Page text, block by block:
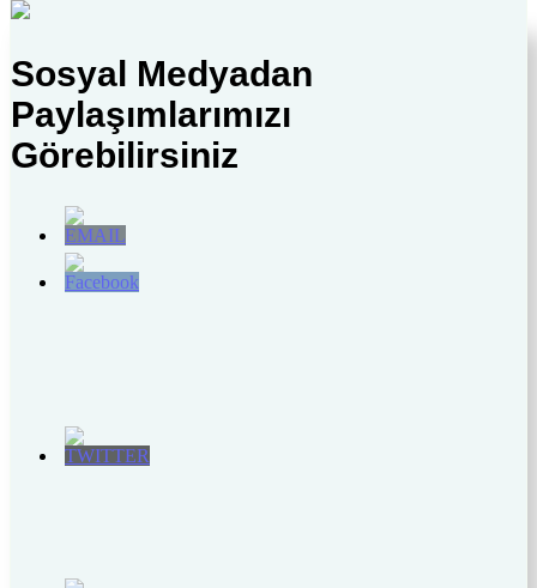
Sosyal Medyadan
Paylaşımlarımızı
Görebilirsiniz